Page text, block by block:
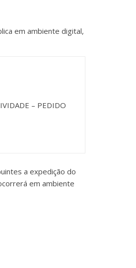
em ambiente digital,
– PEDIDO
a expedição do
em ambiente